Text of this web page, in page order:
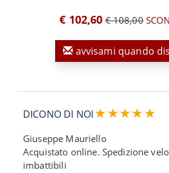
€ 102,60 € 108,00
avvisami quando
DICONO DI NOI
Giuseppe Mauriello
Acquistato online. Spedizione
imbattibili